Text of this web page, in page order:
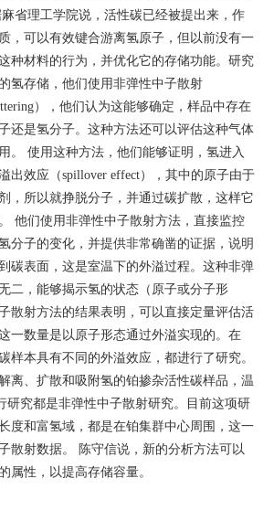
省理工学院说，活性碳已经被提出来，作
，可以有效键合游离氢原子，但以前没有一
种材料的行为，并优化它的存储功能。研究
氢存储，他们使用非弹性中子散射
），他们认为这能够确定，样品中存在
还是氢分子。这种方法还可以评估这种气体
。 使用这种方法，他们能够证明，氢进入
出效应（spillover effect），其中的原子由于
，所以就挣脱分子，并通过碳扩散，这样它
他们使用非弹性中子散射方法，直接监控
分子的变化，并提供非常确凿的证据，说明
碳表面，这是室温下的外溢过程。这种非弹
二，能够揭示氢的状态（原子或分子形
散射方法的结果表明，可以直接定量评估活
一数量是以原子形态通过外溢实现的。在
样本具有不同的外溢效应，都进行了研究。
离、扩散和吸附氢的铂掺杂活性碳样品，温
研究都是非弹性中子散射研究。目前这项研
度和富氢域，都是在铂集群中心周围，这一
散射数据。 陈守信说，新的分析方法可以
属性，以提高存储容量。